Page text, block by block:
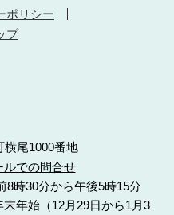
ポリシー
プ
尾1000番地
ルでの問合せ
8時30分から午後5時15分
年始（12月29日から1月3